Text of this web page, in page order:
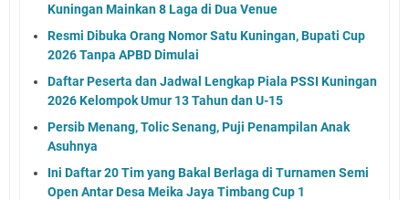
Kuningan Mainkan 8 Laga di Dua Venue
Resmi Dibuka Orang Nomor Satu Kuningan, Bupati Cup
2026 Tanpa APBD Dimulai
Daftar Peserta dan Jadwal Lengkap Piala PSSI Kuningan
2026 Kelompok Umur 13 Tahun dan U-15
Persib Menang, Tolic Senang, Puji Penampilan Anak
Asuhnya
Ini Daftar 20 Tim yang Bakal Berlaga di Turnamen Semi
Open Antar Desa Meika Jaya Timbang Cup 1